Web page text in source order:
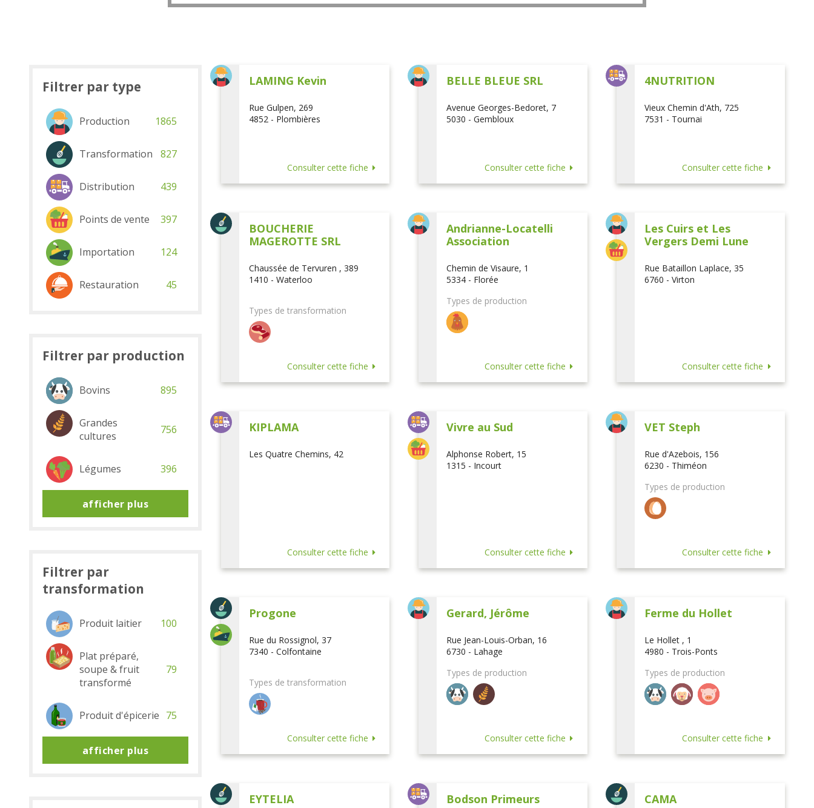
LAMING Kevin
Rue Gulpen, 269
4852 - Plombières
Consulter cette fiche
BELLE BLEUE SRL
Avenue Georges-Bedoret, 7
5030 - Gembloux
Consulter cette fiche
4NUTRITION
Vieux Chemin d'Ath, 725
7531 - Tournai
Consulter cette fiche
BOUCHERIE
MAGEROTTE SRL
Chaussée de Tervuren , 389
1410 - Waterloo
Types de transformation
Consulter cette fiche
Andrianne-Locatelli
Association
Chemin de Visaure, 1
5334 - Florée
Types de production
Consulter cette fiche
Les Cuirs et Les
Vergers Demi Lune
Rue Bataillon Laplace, 35
6760 - Virton
Consulter cette fiche
KIPLAMA
Les Quatre Chemins, 42
Consulter cette fiche
Vivre au Sud
Alphonse Robert, 15
1315 - Incourt
Consulter cette fiche
VET Steph
Rue d'Azebois, 156
6230 - Thiméon
Types de production
Consulter cette fiche
Progone
Rue du Rossignol, 37
7340 - Colfontaine
Types de transformation
Consulter cette fiche
Gerard, Jérôme
Rue Jean-Louis-Orban, 16
6730 - Lahage
Types de production
Consulter cette fiche
Ferme du Hollet
Le Hollet , 1
4980 - Trois-Ponts
Types de production
Consulter cette fiche
EYTELIA Bodson Primeurs CAMA
Filtrer par type
Production 1865
Transformation 827
Distribution 439
Points de vente 397
Importation 124
Restauration 45
Filtrer par production
Bovins 895
Grandes
cultures
756
Légumes 396
afficher plus
Filtrer par
transformation
Produit laitier 100
Plat préparé,
soupe & fruit
transformé
79
Produit d'épicerie 75
afficher plus